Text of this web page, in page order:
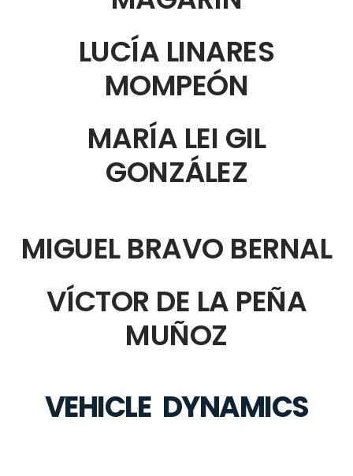
LUCÍA LINARES
MOMPEÓN
MARÍA LEI GIL
GONZÁLEZ
MIGUEL BRAVO BERNAL
VÍCTOR DE LA PEÑA
MUÑOZ
VEHICLE DYNAMICS